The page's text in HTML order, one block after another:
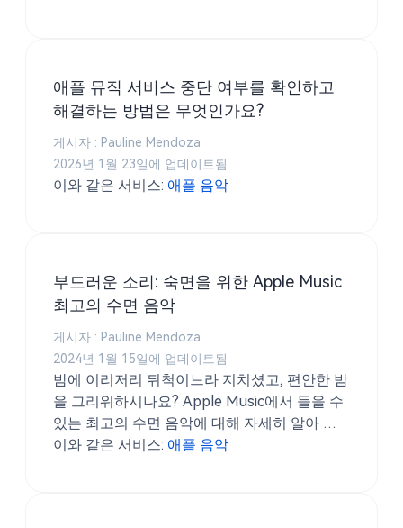
애플 뮤직 서비스 중단 여부를 확인하고
해결하는 방법은 무엇인가요?
게시자 : Pauline Mendoza
2026년 1월 23일에 업데이트됨
이와 같은 서비스: 애플 음악
부드러운 소리: 숙면을 위한 Apple Music
최고의 수면 음악
게시자 : Pauline Mendoza
2024년 1월 15일에 업데이트됨
밤에 이리저리 뒤척이느라 지치셨고, 편안한 밤
을 그리워하시나요? Apple Music에서 들을 수
있는 최고의 수면 음악에 대해 자세히 알아 보
려면 여기를 읽어보세요.
이와 같은 서비스: 애플 음악